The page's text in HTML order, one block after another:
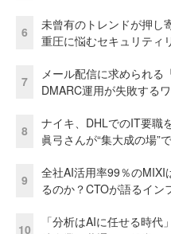
6
未曾有のトレンドが押し
重圧に悩むセキュリティ
7
メール配信に求められる
DMARC運用が失敗する
8
ナイキ、DHLでのIT要職
眞弓さんが“集大成の場”
9
全社AI活用率99％のMIXI
るのか？CTOが語るイン
10
「分析はAIに任せる時